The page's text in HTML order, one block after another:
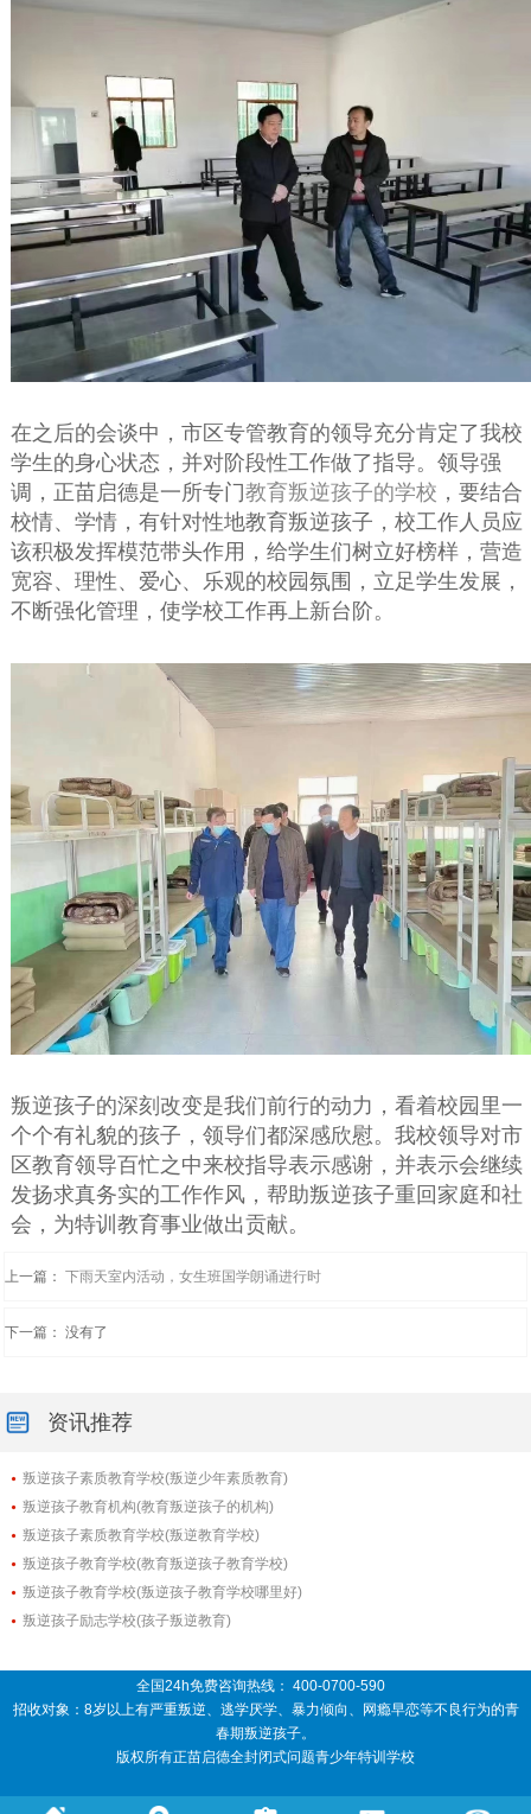
在之后的会谈中，市区专管教育的领导充分肯定了我校
学生的身心状态，并对阶段性工作做了指导。领导强
调，正苗启德是一所专门教育叛逆孩子的学校 ，要结合
校情、学情，有针对性地教育叛逆孩子，校工作人员应
该积极发挥模范带头作用，给学生们树立好榜样，营造
宽容、理性、爱心、乐观的校园氛围，立足学生发展，
不断强化管理，使学校工作再上新台阶。
叛逆孩子的深刻改变是我们前行的动力，看着校园里一
个个有礼貌的孩子，领导们都深感欣慰。我校领导对市
区教育领导百忙之中来校指导表示感谢，并表示会继续
发扬求真务实的工作作风，帮助叛逆孩子重回家庭和社
会，为特训教育事业做出贡献。
上一篇：下雨天室内活动，女生班国学朗诵进行时
下一篇： 没有了
资讯推荐
叛逆孩子素质教育学校(叛逆少年素质教育)
叛逆孩子教育机构(教育叛逆孩子的机构)
叛逆孩子素质教育学校(叛逆教育学校)
叛逆孩子教育学校(教育叛逆孩子教育学校)
叛逆孩子教育学校(叛逆孩子教育学校哪里好)
叛逆孩子励志学校(孩子叛逆教育)
全国24h免费咨询热线： 400-0700-590
招收对象：8岁以上有严重叛逆、逃学厌学、暴力倾向、网瘾早恋等不良行为的青
春期叛逆孩子。
版权所有正苗启德全封闭式问题青少年特训学校